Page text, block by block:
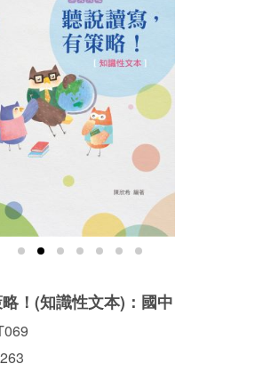
！(知識性文本)：國中